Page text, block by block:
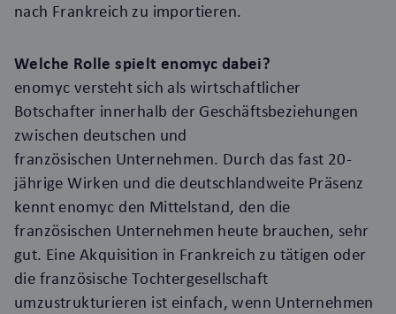
nach Frankreich zu importieren.
Welche Rolle spielt enomyc dabei?
enomyc versteht sich als wirtschaftlicher
Botschafter innerhalb der Geschäftsbeziehungen
zwischen deutschen und
französischen Unternehmen. Durch das fast 20-
jährige Wirken und die deutschlandweite Präsenz
kennt enomyc den Mittelstand, den die
französischen Unternehmen heute brauchen, sehr
gut. Eine Akquisition in Frankreich zu tätigen oder
die französische Tochtergesellschaft
umzustrukturieren ist einfach, wenn Unternehmen